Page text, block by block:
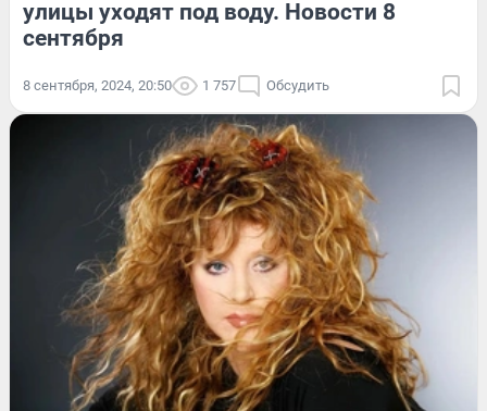
улицы уходят под воду. Новости 8
сентября
8 сентября, 2024, 20:50 1 757 Обсудить